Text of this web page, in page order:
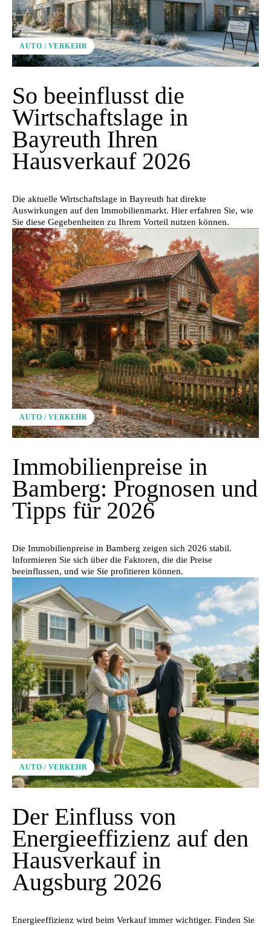
AUTO / VERKEHR
So beeinflusst die
Wirtschaftslage in
Bayreuth Ihren
Hausverkauf 2026
Die aktuelle Wirtschaftslage in Bayreuth hat direkte
Auswirkungen auf den Immobilienmarkt. Hier erfahren Sie, wie
Sie diese Gegebenheiten zu Ihrem Vorteil nutzen können.
AUTO / VERKEHR
Immobilienpreise in
Bamberg: Prognosen und
Tipps für 2026
Die Immobilienpreise in Bamberg zeigen sich 2026 stabil.
Informieren Sie sich über die Faktoren, die die Preise
beeinflussen, und wie Sie profitieren können.
AUTO / VERKEHR
Der Einfluss von
Energieeffizienz auf den
Hausverkauf in
Augsburg 2026
Energieeffizienz wird beim Verkauf immer wichtiger. Finden Sie